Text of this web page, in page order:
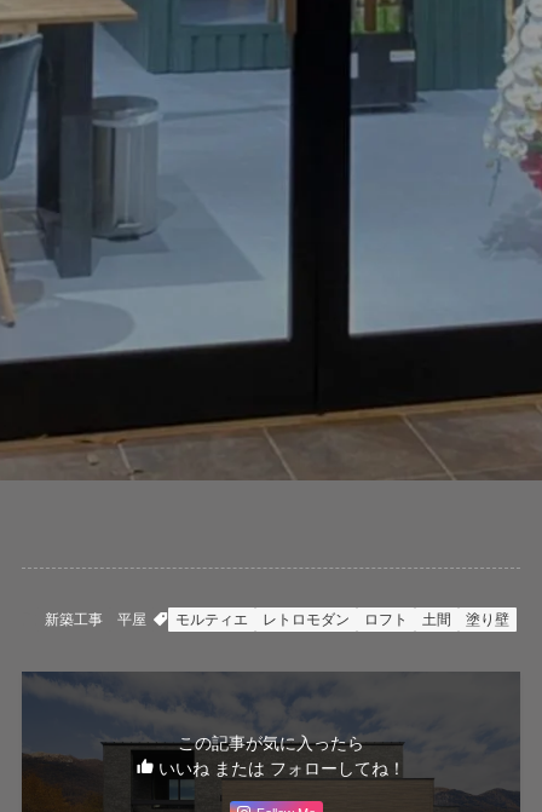
新築工事 平屋 モルティエ レトロモダン ロフト 土間 塗り壁
この記事が気に入ったら
いいね または フォローしてね！